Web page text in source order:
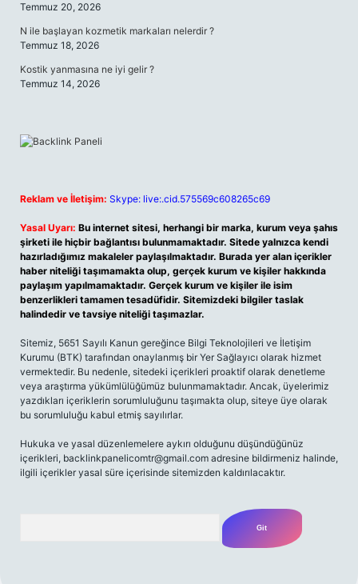
Temmuz 20, 2026
N ile başlayan kozmetik markaları nelerdir ?
Temmuz 18, 2026
Kostik yanmasına ne iyi gelir ?
Temmuz 14, 2026
Reklam ve İletişim: Skype: live:.cid.575569c608265c69
Yasal Uyarı: Bu internet sitesi, herhangi bir marka, kurum veya şahıs
şirketi ile hiçbir bağlantısı bulunmamaktadır. Sitede yalnızca kendi
hazırladığımız makaleler paylaşılmaktadır. Burada yer alan içerikler
haber niteliği taşımamakta olup, gerçek kurum ve kişiler hakkında
paylaşım yapılmamaktadır. Gerçek kurum ve kişiler ile isim
benzerlikleri tamamen tesadüfidir. Sitemizdeki bilgiler taslak
halindedir ve tavsiye niteliği taşımazlar.
Sitemiz, 5651 Sayılı Kanun gereğince Bilgi Teknolojileri ve İletişim
Kurumu (BTK) tarafından onaylanmış bir Yer Sağlayıcı olarak hizmet
vermektedir. Bu nedenle, sitedeki içerikleri proaktif olarak denetleme
veya araştırma yükümlülüğümüz bulunmamaktadır. Ancak, üyelerimiz
yazdıkları içeriklerin sorumluluğunu taşımakta olup, siteye üye olarak
bu sorumluluğu kabul etmiş sayılırlar.
Hukuka ve yasal düzenlemelere aykırı olduğunu düşündüğünüz
içerikleri, backlinkpanelicomtr@gmail.com adresine bildirmeniz halinde,
ilgili içerikler yasal süre içerisinde sitemizden kaldırılacaktır.